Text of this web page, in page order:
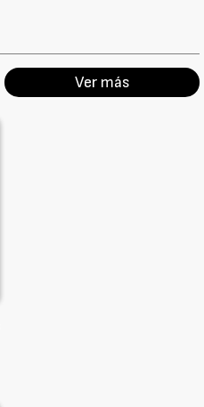
Ver más